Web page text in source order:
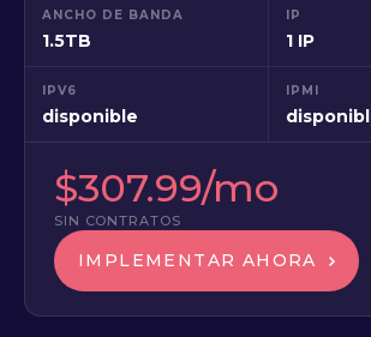
ANCHO DE BANDA
1.5TB
IP
1 IP
IPV6
disponible
IPMI
$307.99/mo
SIN CONTRATOS
IMPLEMENTAR AHORA